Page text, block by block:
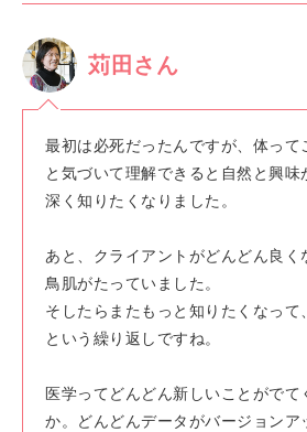
苅田さん
最初は必死だったんですが、体って
と気づいて理解できると自然と興味
深く知りたくなりました。
あと、クライアントがどんどん良く
鳥肌がたっていました。
そしたらまたもっと知りたくなって
という繰り返しですね。
医学ってどんどん新しいことがでて
か。どんどんデータがバージョンア